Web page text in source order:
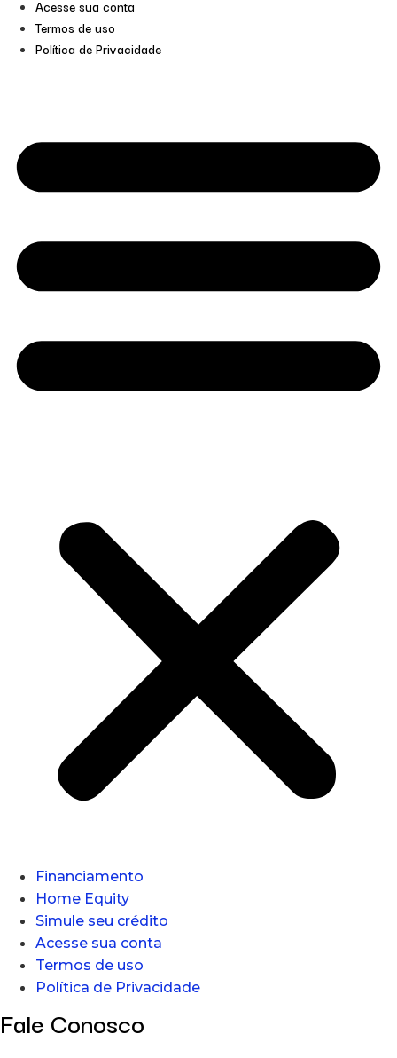
Acesse sua conta
Termos de uso
Política de Privacidade
Financiamento
Home Equity
Simule seu crédito
Acesse sua conta
Termos de uso
Política de Privacidade
Fale Conosco